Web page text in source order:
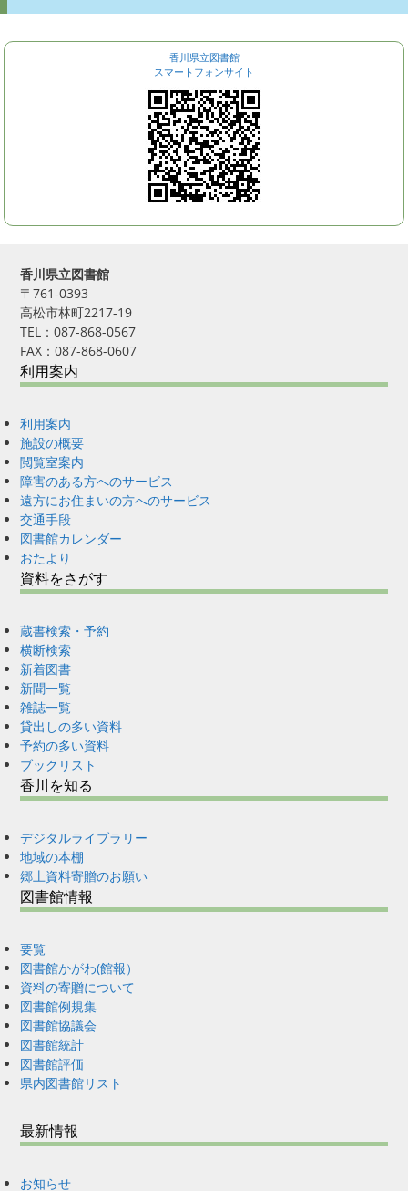
香川県立図書館
スマートフォンサイト
香川県立図書館
〒761-0393
高松市林町2217-19
TEL：087-868-0567
FAX：087-868-0607
利用案内
利用案内
施設の概要
閲覧室案内
障害のある方へのサービス
遠方にお住まいの方へのサービス
交通手段
図書館カレンダー
おたより
資料をさがす
蔵書検索・予約
横断検索
新着図書
新聞一覧
雑誌一覧
貸出しの多い資料
予約の多い資料
ブックリスト
香川を知る
デジタルライブラリー
地域の本棚
郷土資料寄贈のお願い
図書館情報
要覧
図書館かがわ(館報）
資料の寄贈について
図書館例規集
図書館協議会
図書館統計
図書館評価
県内図書館リスト
最新情報
お知らせ